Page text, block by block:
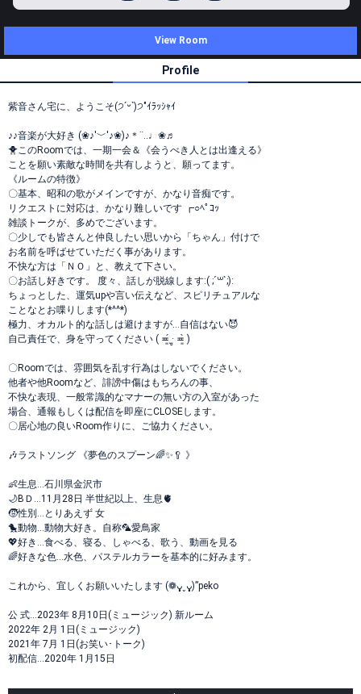
View Room
Profile
紫音さん宅に、ようこそ(੭ˊᵕˋ)੭"ｲﾗｯｼｬｲ
♪♪音楽が大好き (❀♪'﹀'♪❀)♪＊¨‥♩❀♬
🐥このRoomでは、一期一会＆《会うべき人とは出逢える》
ことを願い素敵な時間を共有しようと、願ってます。
《ルームの特徴》
〇基本、昭和の歌がメインですが、かなり音痴です。
リクエストに対応は、かなり難しいです ┏○ﾍﾟｺｯ
雑談トークが、多めでございます。
〇少しでも皆さんと仲良したい思いから「ちゃん」付けで
お名前を呼ばせていただく事があります。
不快な方は「ＮＯ」と、教えて下さい。
〇お話し好きです。 度々、話しが脱線します:( ;´꒳`;):
ちょっとした、運気upや言い伝えなど、スピリチュアルな
ことなとお喋りします(*^^*)
極力、オカルト的な話しは避けますが…自信はない😈
自己責任で、身を守ってください ( ≖͈́ ·̫̮ ≖͈̀ )
〇Roomでは、雰囲気を乱す行為はしないでください。
他者や他Roomなど、誹謗中傷はもちろんの事、
不快な表現、一般常識的なマナーの無い方の入室があった
場合、通報もしくは配信を即座にCLOSEします。
〇居心地の良いRoom作りに、ご協力ください。
🎶ラストソング 《夢色のスプーン🌈✨🥄 》
👶生息…石川県金沢市
🌙BＤ...11月28日 半世紀以上、生息🫀
🧒性別…とりあえず 女
🐤動物…動物大好き。自称‪🦜‬愛鳥家
💖好き…食べる、寝る、しゃべる、歌う、動画を見る
🌈好きな色…水色、パステルカラーを基本的に好みます。
これから、宜しくお願いいたします (❁ᴗ͈ˬᴗ͈)”peko
公 式…2023年 8月10日(ミュージック) 新ルーム
2022年 2月 1日(ミュージック)
2021年 7月 1日(お笑い･トーク)
初配信…2020年 1月15日